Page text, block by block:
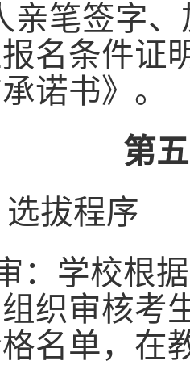
亲笔签字
名条件证
诺书》。
第
拔程序
：学校根
织审核考
名单，在